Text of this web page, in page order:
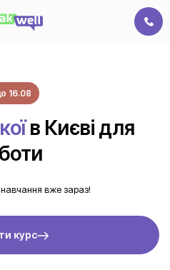
16.08
в Києві для
вже зараз!
курс